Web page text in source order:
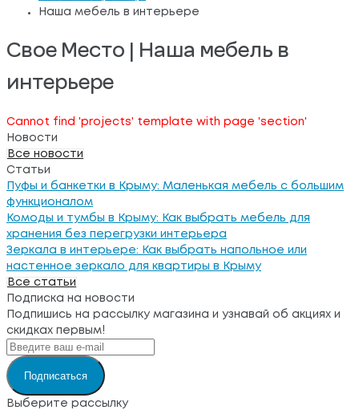
Наша мебель в интерьере
Свое Место | Наша мебель в
интерьере
Cannot find 'projects' template with page 'section'
Новости
Все новости
Статьи
Пуфы и банкетки в Крыму: Маленькая мебель с большим
функционалом
Комоды и тумбы в Крыму: Как выбрать мебель для
хранения без перегрузки интерьера
Зеркала в интерьере: Как выбрать напольное или
настенное зеркало для квартиры в Крыму
Все статьи
Подписка на новости
Подпишись на рассылку магазина и узнавай об акциях и
скидках первым!
Подписаться
Выберите рассылку